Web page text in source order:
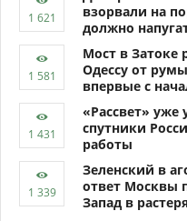
взорвали на
должно
Мост в Затоке
Одессу от
впервые с
«Рассвет» уже
спутники
работы
Зеленский в
ответ Москвы
Запад в